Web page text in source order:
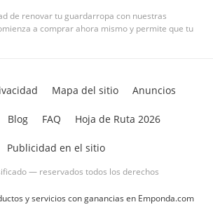
de renovar tu guardarropa con nuestras
a comprar ahora mismo y permite que tu
— reservados todos los derechos
Mapa del sitio Anuncios
Blog FAQ Hoja de Ruta 2026
Publicidad en el sitio
y servicios con ganancias en Emponda.com